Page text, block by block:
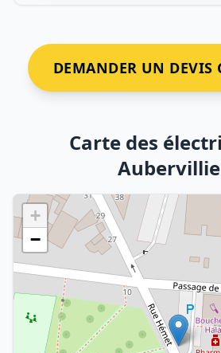
DEMANDER UN DEVIS
Carte des
+
−